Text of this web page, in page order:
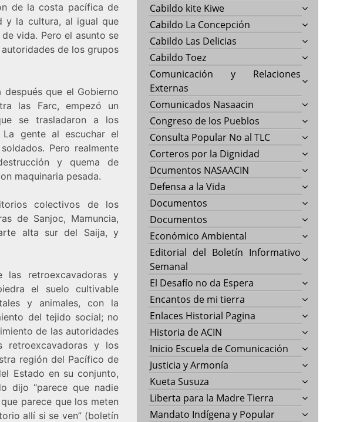
de la costa pacífica de
y la cultura, al igual que
vida. Pero el asunto se
de los grupos
que el Gobierno
las Farc, empezó un
se trasladaron a los
gente al escuchar el
Pero realmente
y quema de
maquinaria pesada.
colectivos de los
de Sanjoc, Mamuncia,
alta sur del Saija, y
las retroexcavadoras y
el suelo cultivable
y animales, con la
del tejido social; no
de las autoridades
retroexcavadoras y los
región del Pacífico de
Estado en su conjunto,
dijo “parece que nadie
parece que los meten
allí si se ven” (boletín
Cabildo kite Kiwe
Cabildo La Concepción
Cabildo Las Delicias
Cabildo Toez
Comunicación y Relaciones
Externas
Comunicados Nasaacin
Congreso de los Pueblos
Consulta Popular No al TLC
Corteros por la Dignidad
Dcumentos NASAACIN
Defensa a la Vida
Documentos
Documentos
Económico Ambiental
Editorial del Boletín Informativo
Semanal
El Desafío no da Espera
Encantos de mi tierra
Enlaces Historial Pagina
Historia de ACIN
Inicio Escuela de Comunicación
Justicia y Armonía
Kueta Susuza
Liberta para la Madre Tierra
Mandato Indígena y Popular